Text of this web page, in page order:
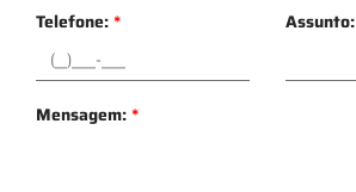
Telefone:* Assunto:
Mensagem:*